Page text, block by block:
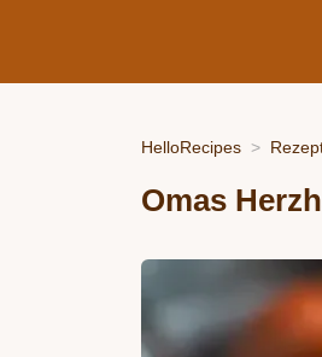
HelloRecipes
Omas